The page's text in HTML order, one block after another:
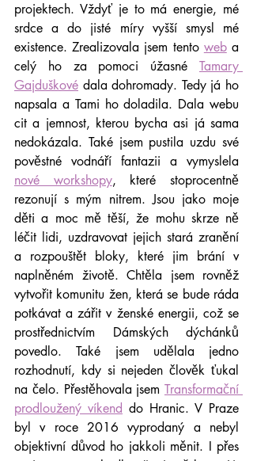
projektech. Vždyť je to má energie, mé
srdce a do jisté míry vyšší smysl mé
existence. Zrealizovala jsem tento web a
celý ho za pomoci úžasné Tamary
Gajduškové dala dohromady. Tedy já ho
napsala a Tami ho doladila. Dala webu
cit a jemnost, kterou bycha asi já sama
nedokázala. Také jsem pustila uzdu své
nové workshopy, které stoprocentně
rezonují s mým nitrem. Jsou jako moje
děti a moc mě těší, že mohu skrze ně
léčit lidi, uzdravovat jejich stará zranění
a rozpouštět bloky, které jim brání v
naplněném životě. Chtěla jsem rovněž
vytvořit komunitu žen, která se bude ráda
potkávat a zářit v ženské energii, což se
prostřednictvím Dámských dýchánků
povedlo. Také jsem udělala jedno
rozhodnutí, kdy si nejeden člověk ťukal
na čelo. Přestěhovala jsem Transformační
prodloužený víkend do Hranic. V Praze
byl v roce 2016 vyprodaný a nebyl
objektivní důvod ho jakkoli měnit. I přes